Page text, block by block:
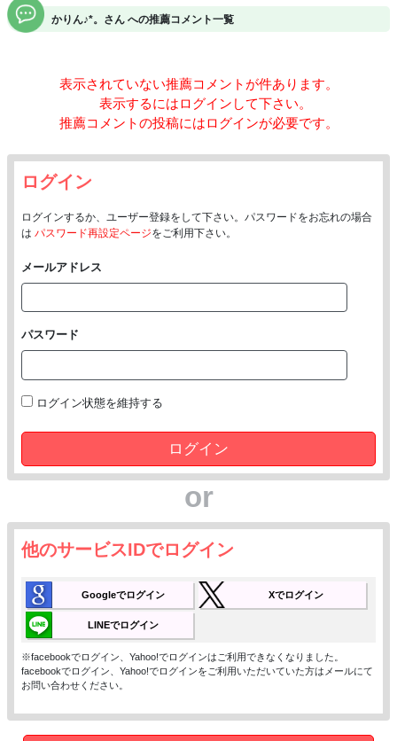
かりん♪*。さん への推薦コメント一覧
表示されていない推薦コメントが件あります。
表示するにはログインして下さい。
推薦コメントの投稿にはログインが必要です。
ログイン
ログインするか、ユーザー登録をして下さい。パスワードをお忘れの場合
は パスワード再設定ページをご利用下さい。
メールアドレス
パスワード
ログイン状態を維持する
ログイン
or
他のサービスIDでログイン
Googleでログイン Xでログイン
LINEでログイン
※facebookでログイン、Yahoo!でログインはご利用できなくなりました。
facebookでログイン、Yahoo!でログインをご利用いただいていた方はメールにて
お問い合わせください。